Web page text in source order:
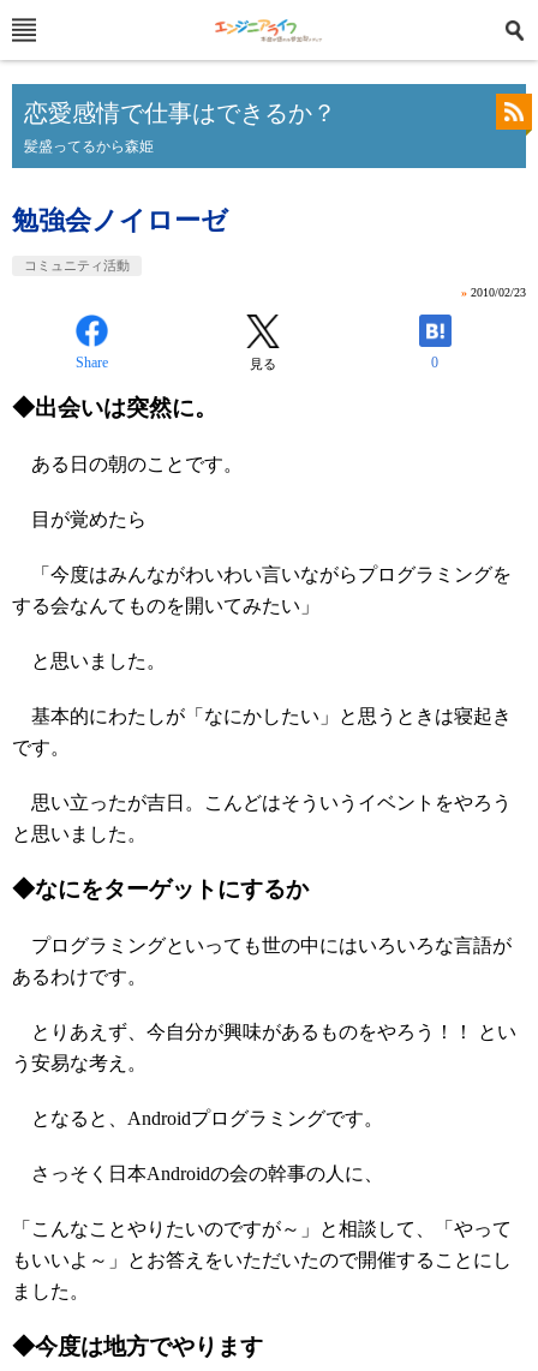
恋愛感情で仕事はできるか？
髪盛ってるから森姫
勉強会ノイローゼ
コミュニティ活動
» 2010/02/23
Share 見る 0
◆出会いは突然に。
ある日の朝のことです。
目が覚めたら
「今度はみんながわいわい言いながらプログラミングを
する会なんてものを開いてみたい」
と思いました。
基本的にわたしが「なにかしたい」と思うときは寝起き
です。
思い立ったが吉日。こんどはそういうイベントをやろう
と思いました。
◆なにをターゲットにするか
プログラミングといっても世の中にはいろいろな言語が
あるわけです。
とりあえず、今自分が興味があるものをやろう！！ とい
う安易な考え。
となると、Androidプログラミングです。
さっそく日本Androidの会の幹事の人に、
「こんなことやりたいのですが～」と相談して、「やって
もいいよ～」とお答えをいただいたので開催することにし
ました。
◆今度は地方でやります